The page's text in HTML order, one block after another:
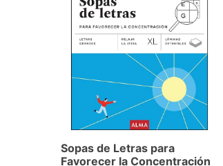
Sopas de Letras para
Favorecer la Concentración